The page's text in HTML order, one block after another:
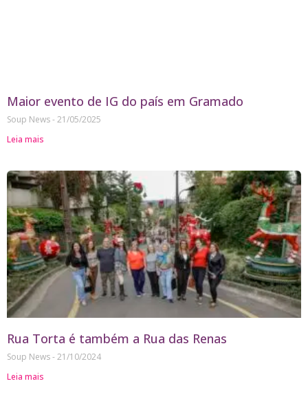
Maior evento de IG do país em Gramado
Soup News 21/05/2025
Leia mais
Rua Torta é também a Rua das Renas
Soup News 21/10/2024
Leia mais